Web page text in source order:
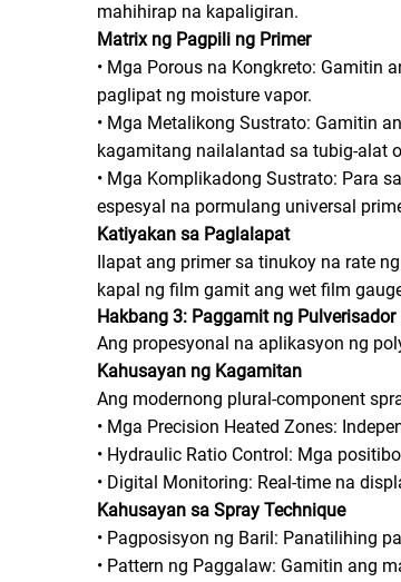
mahihirap na kapaligiran.
Matrix ng Pagpili ng Primer
• Mga Porous na Kongkreto:
paglipat ng moisture vapor.
• Mga Metalikong Sustrato: Gamitin
kagamitang nailalantad sa tubig-alat
• Mga Komplikadong Sustrato: Para
espesyal na pormulang universal
Katiyakan sa Paglalapat
Ilapat ang primer sa tinukoy na rate
kapal ng film gamit ang wet film
Hakbang 3: Paggamit ng
Ang propesyonal na aplikasyon ng
Kahusayan ng Kagamitan
Ang modernong plural-component
• Mga Precision Heated Zones:
• Hydraulic Ratio Control: Mga
• Digital Monitoring: Real-time na
Kahusayan sa Spray Technique
• Pagposisyon ng Baril: Panatilihing
• Pattern ng Paggalaw: Gamitin ang